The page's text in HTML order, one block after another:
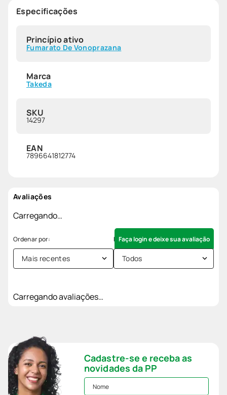
Especificações
Princípio ativo
Fumarato De Vonoprazana
Marca
Takeda
SKU
14297
EAN
7896641812774
Avaliações
Carregando…
Faça login e deixe sua avaliação
Mais recentes Todos
Carregando avaliações…
Cadastre-se e receba as
novidades da PP